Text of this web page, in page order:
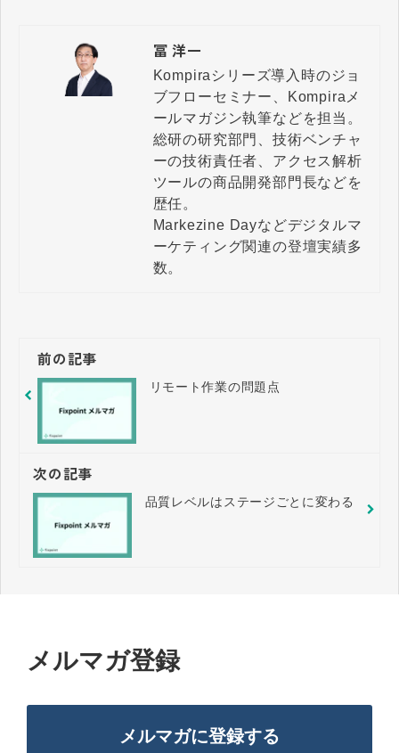
冨 洋一
Kompiraシリーズ導入時のジョ
ブフローセミナー、Kompiraメ
ールマガジン執筆などを担当。
総研の研究部門、技術ベンチャ
ーの技術責任者、アクセス解析
ツールの商品開発部門長などを
歴任。
Markezine Dayなどデジタルマ
ーケティング関連の登壇実績多
数。
前の記事
リモート作業の問題点
次の記事
品質レベルはステージごとに変わる
メルマガ登録
メルマガに登録する